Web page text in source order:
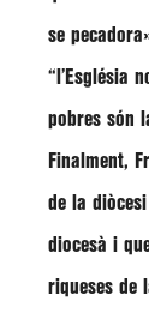
se
“l’Església
pobres són
Finalment,
de la
diocesà i
riqueses de